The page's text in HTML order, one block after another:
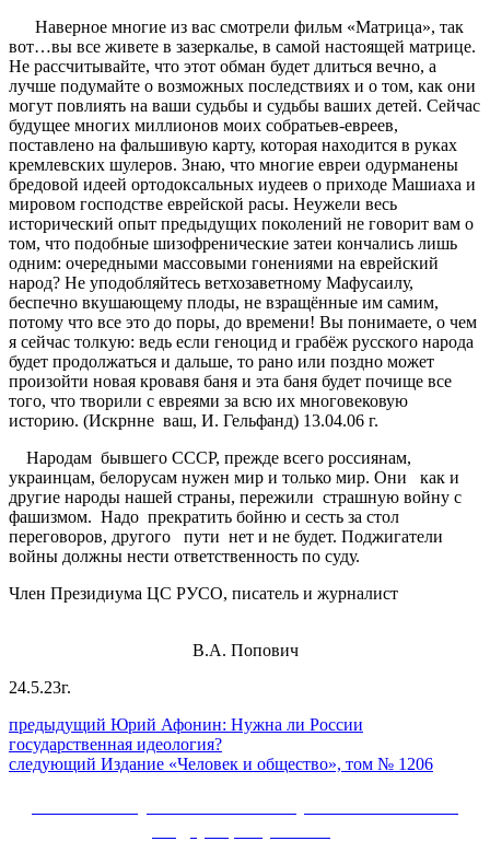
Наверное многие из вас смотрели фильм «Матрица», так
вот…вы все живете в зазеркалье, в самой настоящей матрице.
Не рассчитывайте, что этот обман будет длиться вечно, а
лучше подумайте о возможных последствиях и о том, как они
могут повлиять на ваши судьбы и судьбы ваших детей. Сейчас
будущее многих миллионов моих собратьев-евреев,
поставлено на фальшивую карту, которая находится в руках
кремлевских шулеров. Знаю, что многие евреи одурманены
бредовой идеей ортодоксальных иудеев о приходе Машиаха и
мировом господстве еврейской расы. Неужели весь
исторический опыт предыдущих поколений не говорит вам о
том, что подобные шизофренические затеи кончались лишь
одним: очередными массовыми гонениями на еврейский
народ? Не уподобляйтесь ветхозаветному Мафусаилу,
беспечно вкушающему плоды, не взращённые им самим,
потому что все это до поры, до времени! Вы понимаете, о чем
я сейчас толкую: ведь если геноцид и грабёж русского народа
будет продолжаться и дальше, то рано или поздно может
произойти новая кровавя баня и эта баня будет почище все
того, что творили с евреями за всю их многовековую
историю. (Искрнне ваш, И. Гельфанд) 13.04.06 г.
Народам бывшего СССР, прежде всего россиянам,
украинцам, белорусам нужен мир и только мир. Они как и
другие народы нашей страны, пережили страшную войну с
фашизмом. Надо прекратить бойню и сесть за стол
переговоров, другого пути нет и не будет. Поджигатели
войны должны нести ответственность по суду.
Член Президиума ЦС РУСО, писатель и журналист
В.А. Попович
24.5.23г.
Навигация
по
предыдущий Предыдущий
пост:
Юрий Афонин: Нужна ли России
государственная идеология?
следующий Следующее
Издание «Человек и общество», том № 1206